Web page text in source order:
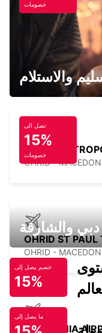
LEFKADA
LEFKADA - GREECE
OHRID
OHRID -
OHRID ST PAUL
OHRID -
KEFALONIA
خصومات
والاستلام
تصل الى
15%
خصومات
والشارقة
خصم يصل إلى
15%
ما يصل إلى